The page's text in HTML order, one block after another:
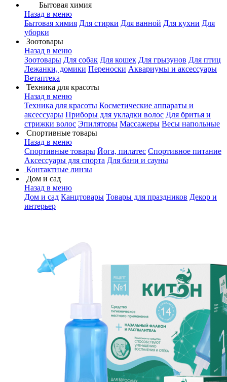
Бытовая химия
Назад в меню
Бытовая химия Для стирки Для ванной Для кухни Для
уборки
Зоотовары
Назад в меню
Зоотовары Для собак Для кошек Для грызунов Для птиц
Лежанки, домики Переноски Аквариумы и аксессуары
Ветаптека
Техника для красоты
Назад в меню
Техника для красоты Косметические аппараты и
аксессуары Приборы для укладки волос Для бритья и
стрижки волос Эпиляторы Массажеры Весы напольные
Спортивные товары
Назад в меню
Спортивные товары Йога, пилатес Спортивное питание
Аксессуары для спорта Для бани и сауны
Контактные линзы
Дом и сад
Назад в меню
Дом и сад Канцтовары Товары для праздников Декор и
интерьер